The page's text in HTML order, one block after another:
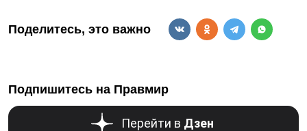
Поделитесь, это важно
Подпишитесь на Правмир
Перейти в Дзен